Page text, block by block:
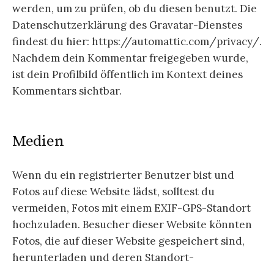
werden, um zu prüfen, ob du diesen benutzt. Die
Datenschutzerklärung des Gravatar-Dienstes
findest du hier: https://automattic.com/privacy/.
Nachdem dein Kommentar freigegeben wurde,
ist dein Profilbild öffentlich im Kontext deines
Kommentars sichtbar.
Medien
Wenn du ein registrierter Benutzer bist und
Fotos auf diese Website lädst, solltest du
vermeiden, Fotos mit einem EXIF-GPS-Standort
hochzuladen. Besucher dieser Website könnten
Fotos, die auf dieser Website gespeichert sind,
herunterladen und deren Standort-